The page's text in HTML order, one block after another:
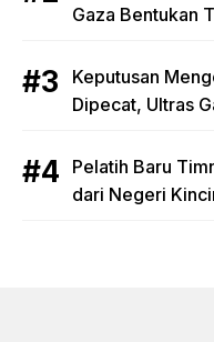
Gaza Bentukan
Keputusan
Dipecat, Ultras
Pelatih Baru
dari Negeri